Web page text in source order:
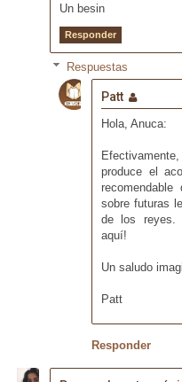
Un besin
Responder
Respuestas
Patt
Hola, Anuca:
produce el
sobre futuras
de los reyes.
aquí!
Un saludo
Patt
Responder